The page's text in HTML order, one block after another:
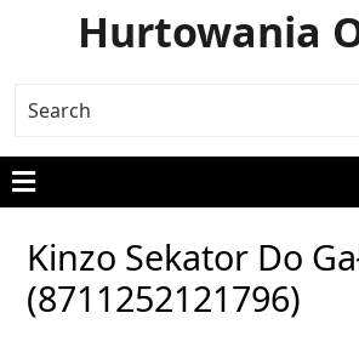
Hurtowania
Kinzo Sekator Do
(8711252121796)